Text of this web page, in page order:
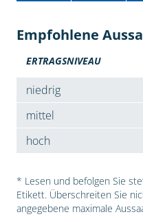
Empfohlene
ERTRAGSNIVEAU
niedrig
mittel
hoch
* Lesen und befolgen Sie
Etikett. Überschreiten Sie
angegebene maximale